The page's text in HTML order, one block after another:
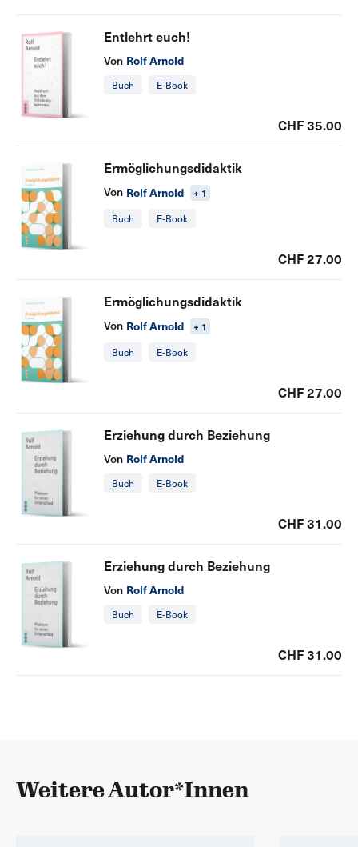
Entlehrt euch!
Von Rolf Arnold
Buch E-Book
CHF 35.00
Ermöglichungsdidaktik
Von Rolf Arnold
+ 1
Buch
E-Book
CHF 27.00
Ermöglichungsdidaktik
Von Rolf Arnold
+ 1
Buch
E-Book
CHF 27.00
Erziehung durch Beziehung
Von Rolf Arnold
Buch E-Book
CHF 31.00
Erziehung durch Beziehung
Von Rolf Arnold
Buch E-Book
CHF 31.00
Weitere Autor*Innen